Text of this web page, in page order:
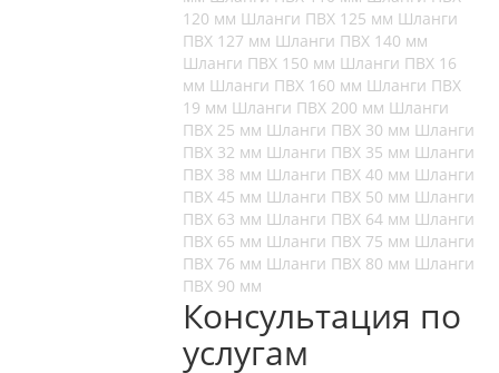
120 мм Шланги ПВХ 125 мм Шланги
ПВХ 127 мм Шланги ПВХ 140 мм
Шланги ПВХ 150 мм Шланги ПВХ 16
мм Шланги ПВХ 160 мм Шланги ПВХ
19 мм Шланги ПВХ 200 мм Шланги
ПВХ 25 мм Шланги ПВХ 30 мм Шланги
ПВХ 32 мм Шланги ПВХ 35 мм Шланги
ПВХ 38 мм Шланги ПВХ 40 мм Шланги
ПВХ 45 мм Шланги ПВХ 50 мм Шланги
ПВХ 63 мм Шланги ПВХ 64 мм Шланги
ПВХ 65 мм Шланги ПВХ 75 мм Шланги
ПВХ 76 мм Шланги ПВХ 80 мм Шланги
ПВХ 90 мм
Консультация по
услугам